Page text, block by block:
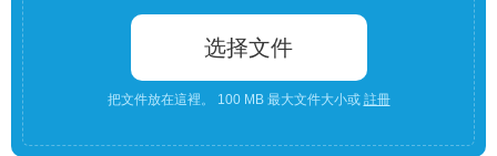
选择文件
把文件放在這裡。 100 MB 最大文件大小或 註冊